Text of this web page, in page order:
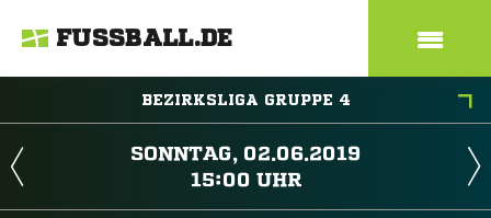
FUSSBALL.DE
BEZIRKSLIGA GRUPPE 4
 
 